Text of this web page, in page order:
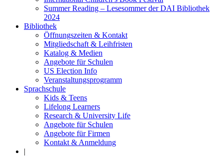
Summer Reading – Lesesommer der DAI Bibliothek
2024
Bibliothek
Öffnungszeiten & Kontakt
Mitgliedschaft & Leihfristen
Katalog & Medien
Angebote für Schulen
US Election Info
Veranstaltungsprogramm
Sprachschule
Kids & Teens
Lifelong Learners
Research & University Life
Angebote für Schulen
Angebote für Firmen
Kontakt & Anmeldung
|